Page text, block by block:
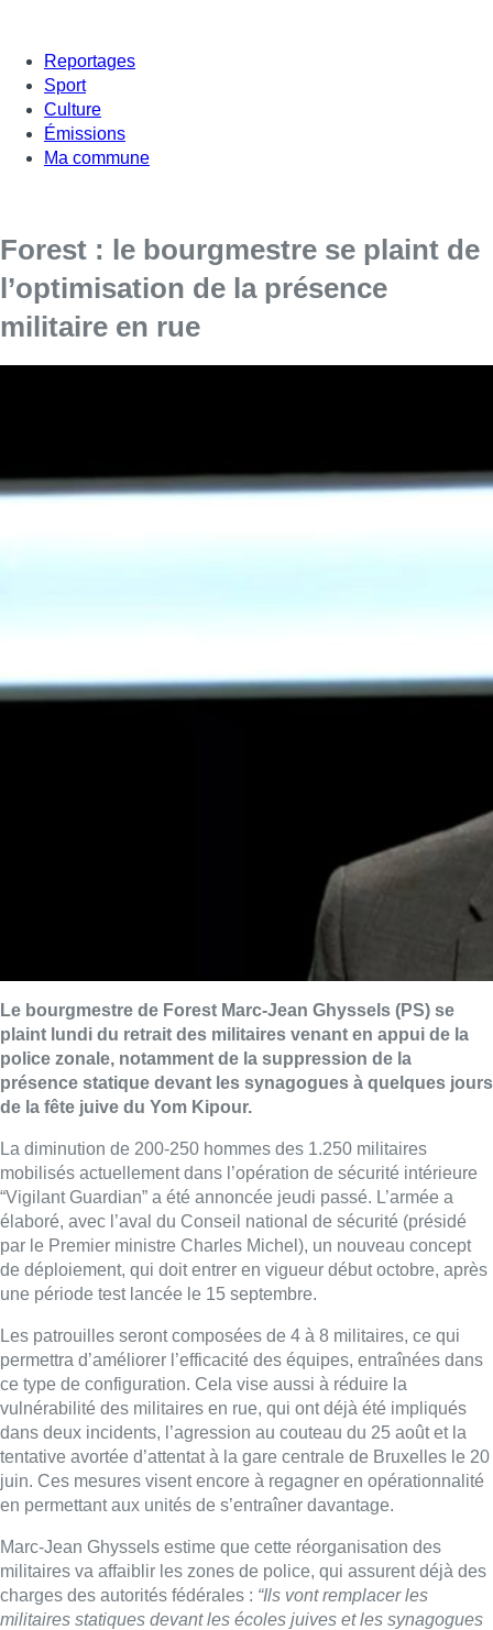
Reportages
Sport
Culture
Émissions
Ma commune
Forest : le bourgmestre se plaint de
l’optimisation de la présence
militaire en rue
Le bourgmestre de Forest Marc-Jean Ghyssels (PS) se
plaint lundi du retrait des militaires venant en appui de la
police zonale, notamment de la suppression de la
présence statique devant les synagogues à quelques jours
de la fête juive du Yom Kipour.
La diminution de 200-250 hommes des 1.250 militaires
mobilisés actuellement dans l’opération de sécurité intérieure
“Vigilant Guardian” a été annoncée jeudi passé. L’armée a
élaboré, avec l’aval du Conseil national de sécurité (présidé
par le Premier ministre Charles Michel), un nouveau concept
de déploiement, qui doit entrer en vigueur début octobre, après
une période test lancée le 15 septembre.
Les patrouilles seront composées de 4 à 8 militaires, ce qui
permettra d’améliorer l’efficacité des équipes, entraînées dans
ce type de configuration. Cela vise aussi à réduire la
vulnérabilité des militaires en rue, qui ont déjà été impliqués
dans deux incidents, l’agression au couteau du 25 août et la
tentative avortée d’attentat à la gare centrale de Bruxelles le 20
juin. Ces mesures visent encore à regagner en opérationnalité
en permettant aux unités de s’entraîner davantage.
Marc-Jean Ghyssels estime que cette réorganisation des
militaires va affaiblir les zones de police, qui assurent déjà des
charges des autorités fédérales : “Ils vont remplacer les
militaires statiques devant les écoles juives et les synagogues